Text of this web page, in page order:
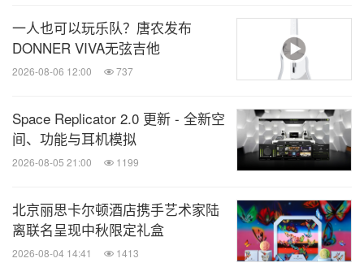
series, captures a meditative harmony through its
iconic ochre backdrop and sculptural simplicity.
该平台于2026年1月1日上线，获领先在线拍卖行
Lloyds Auctions的重大投资，是数字优先的全球艺术
品交易市场。平台融合专家策展、严谨的独立书面认
证和直观的操作界面，致力于为所有人提供流畅、透
明、无障碍的艺术品交易体验。
一人也可以玩乐队？唐农发布
DONNER VIVA无弦吉他
2026-08-06 12:00 737
Space Replicator 2.0 更新 - 全新空
间、功能与耳机模拟
2026-08-05 21:00 1199
北京丽思卡尔顿酒店携手艺术家陆
离联名呈现中秋限定礼盒
2026-08-04 14:41 1413